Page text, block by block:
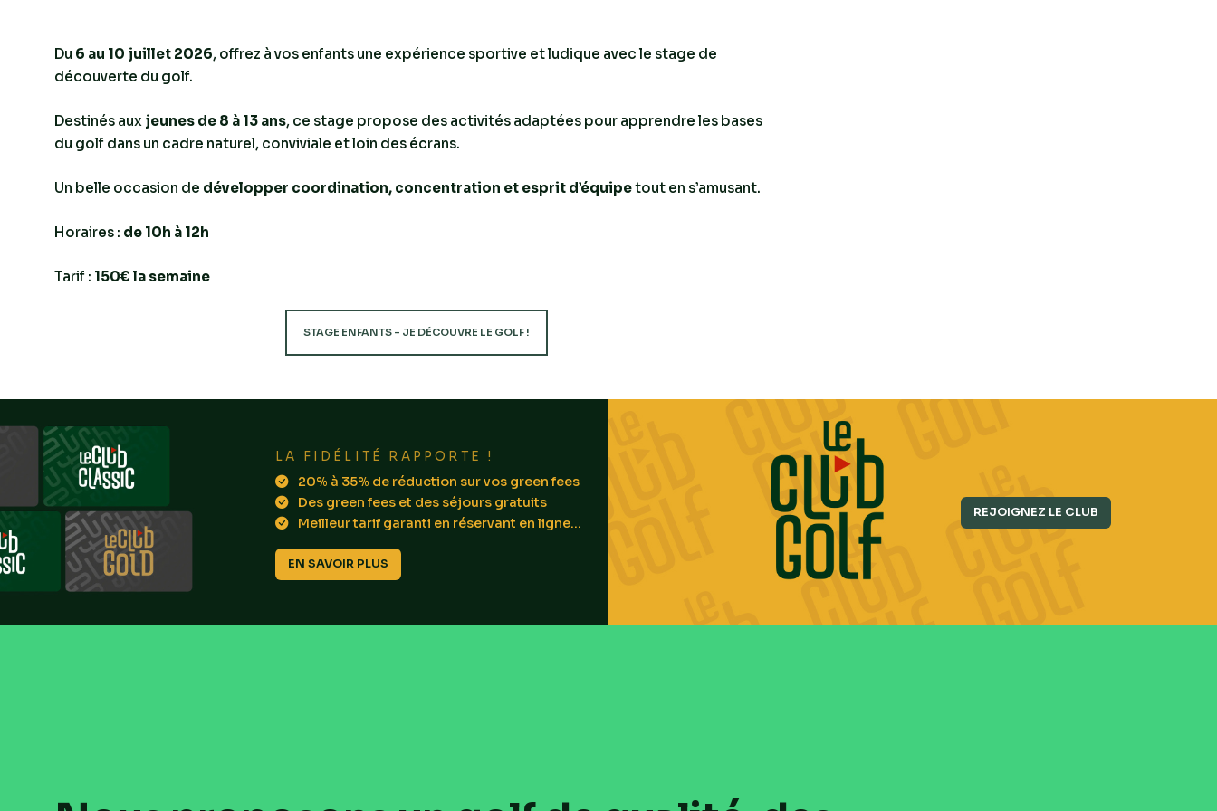
Du 6 au 10 juillet 2026, offrez à vos enfants une expérience sportive et ludique avec le stage de
découverte du golf.
Destinés aux jeunes de 8 à 13 ans, ce stage propose des activités adaptées pour apprendre les bases
du golf dans un cadre naturel, conviviale et loin des écrans.
Un belle occasion de développer coordination, concentration et esprit d’équipetout en s’amusant.
Horaires : de 10h à 12h
Tarif : 150€ la semaine
STAGE ENFANTS – JE DÉCOUVRE LE GOLF !
LA FIDÉLITÉ RAPPORTE !
20% à 35% de réduction sur vos green fees
Des green fees et des séjours gratuits
Meilleur tarif garanti en réservant en ligne...
EN SAVOIR PLUS
REJOIGNEZ LE CLUB